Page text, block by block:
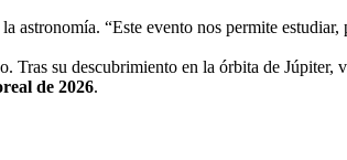
astronomía. “Este evento nos permite
su descubrimiento en la órbita de Júpiter,
de 2026.